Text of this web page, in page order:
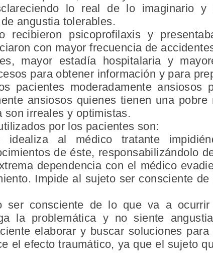
lo real de lo imaginario y
angustia tolerables.
psicoprofilaxis y
con mayor frecuencia de
mayor estadía hospitalaria y
para obtener información y para
pacientes moderadamente ansiosos
ansiosos quienes tienen una pobre
irreales y optimistas.
por los pacientes son:
al médico tratante
de éste, responsabilizándolo
dependencia con el médico
Impide al sujeto ser consciente
ser consciente de lo que va a
la problemática y no siente
elaborar y buscar soluciones
el efecto traumático, ya que el sujeto